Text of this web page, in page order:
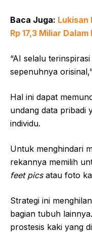
Baca Juga: Lukisan
Rp 17,3 Miliar
“AI selalu
sepenuhnya
Hal ini dapat
undang data pribadi
individu.
Untuk menghindari
rekannya memilih
feet picsatau foto
Strategi ini
bagian tubuh
prostesis kaki yang